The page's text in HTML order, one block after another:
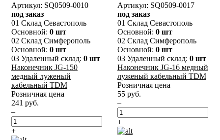
Артикул: SQ0509-0010
под заказ
01 Склад Севастополь
Основной: 0 шт
02 Склад Симферополь
Основной: 0 шт
03 Удаленный склад: 0 шт
Наконечник JG-150
медный луженый
кабельный TDM
Розничная цена
241 руб.
–
+
Артикул: SQ0509-0017
под заказ
01 Склад Севастополь
Основной: 0 шт
02 Склад Симферополь
Основной: 0 шт
03 Удаленный склад: 0 шт
Наконечник JG-16 медный
луженый кабельный TDM
Розничная цена
55 руб.
–
+